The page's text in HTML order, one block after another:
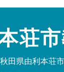
荘
秋田県由利本荘